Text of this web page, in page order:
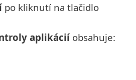
po kliknutí na tlačidlo
aplikáciíobsahuje: